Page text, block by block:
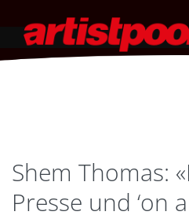
Shem Thomas:
Presse und ‘on